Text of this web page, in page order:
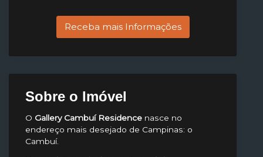
Receba mais Informações
Sobre o Imóvel
O Gallery Cambuí Residence nasce no
endereço mais desejado de Campinas: o
Cambuí.